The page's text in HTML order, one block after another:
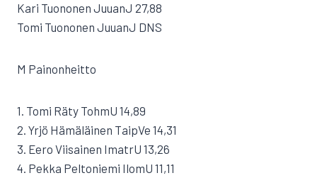
Kari Tuononen JuuanJ 27,88
Tomi Tuononen JuuanJ DNS
M Painonheitto
1. Tomi Räty TohmU 14,89
2. Yrjö Hämäläinen TaipVe 14,31
3. Eero Viisainen ImatrU 13,26
4. Pekka Peltoniemi IlomU 11,11